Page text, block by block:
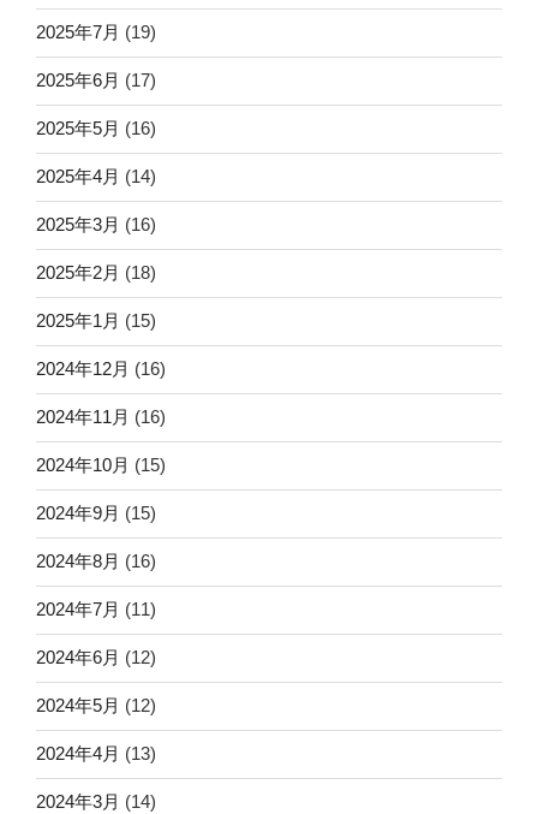
2025年7月 (19)
2025年6月 (17)
2025年5月 (16)
2025年4月 (14)
2025年3月 (16)
2025年2月 (18)
2025年1月 (15)
2024年12月 (16)
2024年11月 (16)
2024年10月 (15)
2024年9月 (15)
2024年8月 (16)
2024年7月 (11)
2024年6月 (12)
2024年5月 (12)
2024年4月 (13)
2024年3月 (14)